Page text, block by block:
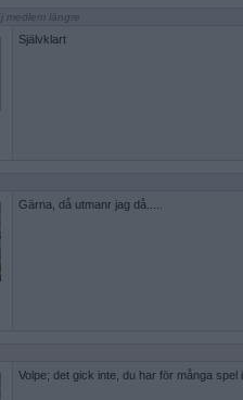
medlem längre
Självklart
Gärna, då utmanr jag då.....
Volpe; det gick inte, du har för många spel